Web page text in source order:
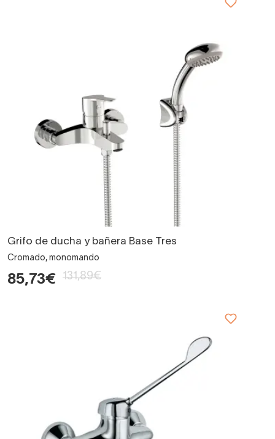
Grifo de ducha y bañera Base Tres
Cromado, monomando
85,73€ 131,89€